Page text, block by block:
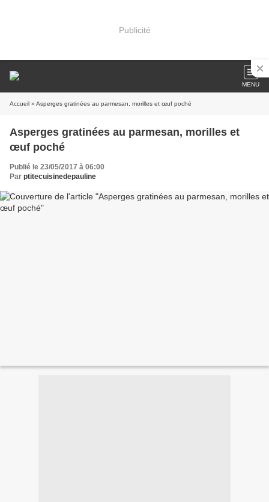
Publicité
MENU
Accueil » Asperges gratinées au parmesan, morilles et œuf poché
Asperges gratinées au parmesan, morilles et
œuf poché
Publié le 23/05/2017 à 06:00
Par ptitecuisinedepauline